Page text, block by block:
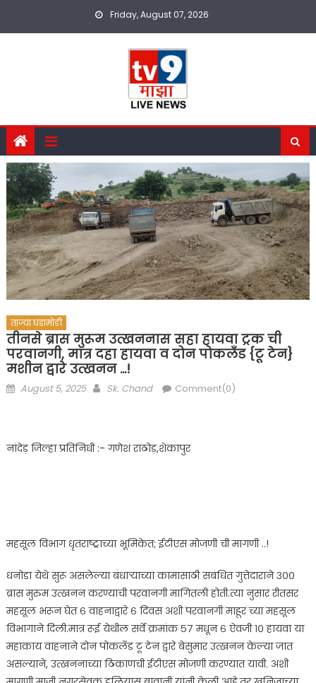
Friday, August 07, 2026
ताज्या घडामोडी
तीनसे ब्रास मुरूम उत्खननास सहा हायवा ट्रक ची
परवानगी, मात्र दहा हायवा व दोन पोकलँड {टू टेन}
मशीन द्वारे उत्खनन …!
Posted
August 5, 2025 Author
Sk. Chand Comment(0)
नांदेड़ जिल्हा प्रतिनिधी :- गणेश राठोड़,शेकापुर
महसूल विभाग धृतराष्ट्राच्या भूमिकेत; ईटीएस मोजणी ची मागणी ..!
धनोडा येथे सुरू असलेल्या बंधाऱ्याच्या कामासाठी सबंधित गुत्तेदाराने ३००
ब्रास मुरुम उत्खनन करण्याची परवानगी मागितली होती.त्या नुसार रीतसर
महसूल भरून घेत ६ वाहनाद्वारे ६ दिवस अशी परवानगी माहूर च्या महसूल
विभागाने दिली.मात्र रूई येथील सर्वे क्रमांक ५७ मधून ६ ऐवजी १० हायवा या
महाकाय वाहनाने दोन पोकलँड टू टेन द्वारे बेसुमार उत्खनन केल्या जात
असल्याने, उत्खननाच्या ठिकाणची ईटीएस मोजणी करण्यात यावी. अशी